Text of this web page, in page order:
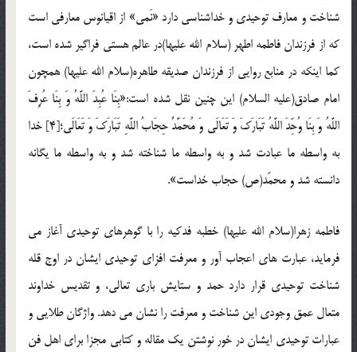
شناخت و معارف توحیدی و خداشناسی دارد «نَمی» از اقیانوس معارفی است
که از فرزندان فاطمه اطهر (سلام الله علیها)در عالم هستی فراگیر شده است،
کما اینکه در منابع روایی از فرزندان صدیقه طاهره(سلام الله علیها) همچون
امام صادق(علیه السلام) این چنین نقل شده است:«بِنَا عُبِدَ اللَّهُ وَ بِنَا عُرِفَ
اللَّهُ وَ بِنَا وُحِّدَ اللَّهُ تَبَارَکَ وَ تَعَالَى وَ مُحَمَّدٌ حِجَابُ اللَّهِ تَبَارَکَ وَ تَعَالَى؛[4] خدا
به واسطه ما عبادت شد و به واسطه ما شناخته شد و به واسطه ما یگانه
دانسته شد و محمّد(ص) حجاب خداست».
فاطمه زهرا(سلام الله علیها) خطبه فدکیه را با گوهرهای توحیدی آغاز می
فرماید، عبارت های اعجاب آور و معرفت افزای توحیدی ایشان در اوج قله
شناخت توحیدی قرار دارد حمد و ستایش باری تعالی، و تقدیس خداوند
متعال عمق وجودی این شناخت و معرفت را نشان می دهد. واژگان طلایی و
عبارات توحیدی ایشان در خور نوشتن یک مقاله و کتابی مجزا برای اهل فن